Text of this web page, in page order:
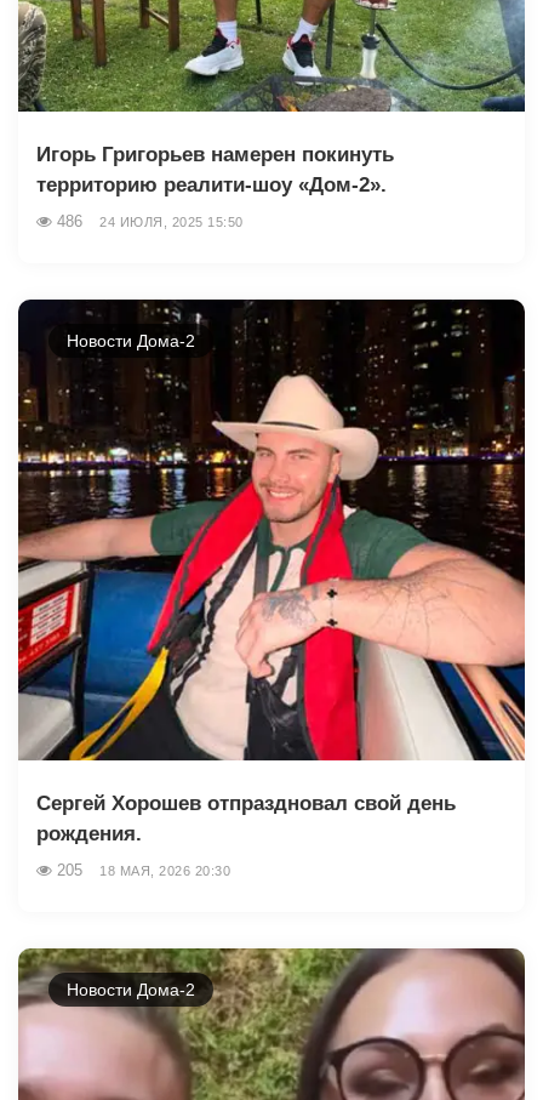
Игорь Григорьев намерен покинуть
территорию реалити-шоу «Дом-2».
486 24 ИЮЛЯ, 2025 15:50
Новости Дома-2
Сергей Хорошев отпраздновал свой день
рождения.
205 18 МАЯ, 2026 20:30
Новости Дома-2